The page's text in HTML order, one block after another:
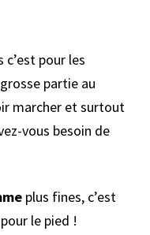
pour les
partie au
marcher et surtout
vous besoin de
plus fines, c’est
le pied !